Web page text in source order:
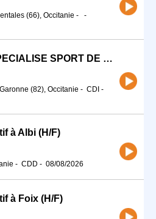
(66), Occitanie -
-
COACH SPORTIF SPECIALISE SPORT DE COMBAT H/F
(82), Occitanie - CDI -
à Albi (H/F)
- CDD - 08/08/2026
à Foix (H/F)